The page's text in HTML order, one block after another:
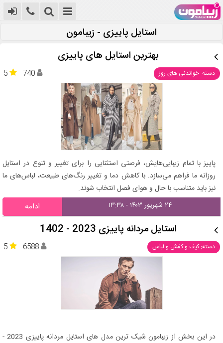
استایل پاییزی - زیبامون
بهترین استایل‌ های پاییزی
دسته: خواندنی های روز 5 740
پاییز با تمام زیبایی‌هایش، فرصتی استثنایی را برای تغییر و تنوع در استایل
روزانه ما فراهم می‌سازد. با کاهش دما و تغییر رنگ‌های طبیعت، لباس‌های ما
نیز باید متناسب با حال و هوای فصل انتخاب شوند.
۲۴ شهریور ۱۴۰۳ - ۱۳:۳۸ ادامه
استایل مردانه پاییزی 2023 - 1402
دسته: کیف و کفش و لباس 5 6588
در این بخش از زیبامون شیک ترین مدل های استایل مردانه پاییزی 2023 -